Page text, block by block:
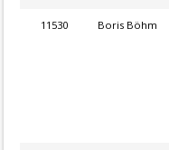
11530 Boris Böhm